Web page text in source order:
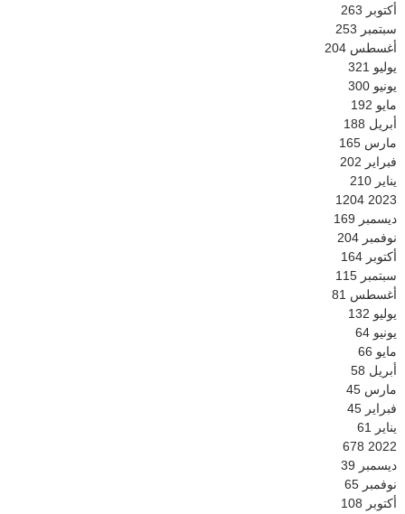
أكتوبر 263
سبتمبر 253
أغسطس 204
يوليو 321
يونيو 300
مايو 192
أبريل 188
مارس 165
فبراير 202
يناير 210
2023
1204
ديسمبر 169
نوفمبر 204
أكتوبر 164
سبتمبر 115
أغسطس 81
يوليو 132
يونيو 64
مايو 66
أبريل 58
مارس 45
فبراير 45
يناير 61
2022
678
ديسمبر 39
نوفمبر 65
أكتوبر 108